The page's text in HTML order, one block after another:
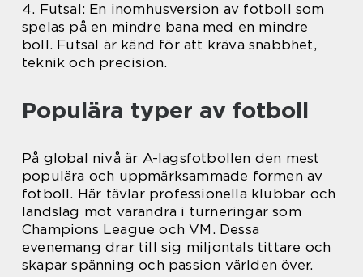
4. Futsal: En inomhusversion av fotboll som
spelas på en mindre bana med en mindre
boll. Futsal är känd för att kräva snabbhet,
teknik och precision.
Populära typer av fotboll
På global nivå är A-lagsfotbollen den mest
populära och uppmärksammade formen av
fotboll. Här tävlar professionella klubbar och
landslag mot varandra i turneringar som
Champions League och VM. Dessa
evenemang drar till sig miljontals tittare och
skapar spänning och passion världen över.